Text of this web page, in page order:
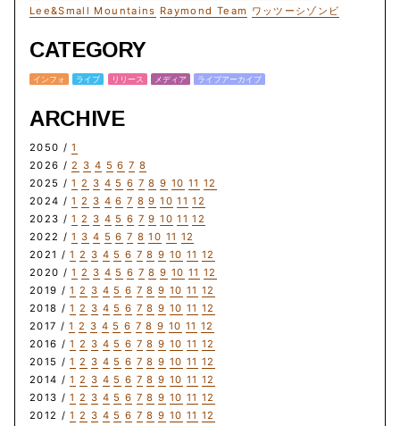
Lee&Small Mountains Raymond Team ワッツーシゾンビ
CATEGORY
インフォ ライブ リリース メディア ライブアーカイブ
ARCHIVE
2050 /1
2026 /2 3 4 5 6 7 8
2025 /1 2 3 4 5 6 7 8 9 10 11 12
2024 /1 2 3 4 6 7 8 9 10 11 12
2023 /1 2 3 4 5 6 7 9 10 11 12
2022 /1 3 4 5 6 7 8 10 11 12
2021 /1 2 3 4 5 6 7 8 9 10 11 12
2020 /1 2 3 4 5 6 7 8 9 10 11 12
2019 /1 2 3 4 5 6 7 8 9 10 11 12
2018 /1 2 3 4 5 6 7 8 9 10 11 12
2017 /1 2 3 4 5 6 7 8 9 10 11 12
2016 /1 2 3 4 5 6 7 8 9 10 11 12
2015 /1 2 3 4 5 6 7 8 9 10 11 12
2014 /1 2 3 4 5 6 7 8 9 10 11 12
2013 /1 2 3 4 5 6 7 8 9 10 11 12
2012 /1 2 3 4 5 6 7 8 9 10 11 12